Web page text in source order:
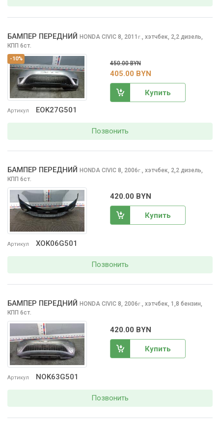
-10%
Артикул EOK27G501
БАМПЕР ПЕРЕДНИЙ HONDA CIVIC 8, 2011 г., хэтчбек, 2,2 дизель,
КПП 6ст.
450.00 BYN
405.00 BYN
Купить
Позвонить
Артикул XOK06G501
БАМПЕР ПЕРЕДНИЙ HONDA CIVIC 8, 2006г., хэтчбек, 2,2 дизель,
КПП 6ст.
420.00 BYN
Купить
Позвонить
Артикул NOK63G501
БАМПЕР ПЕРЕДНИЙ HONDA CIVIC 8, 2006г., хэтчбек, 1,8 бензин,
КПП 6ст.
420.00 BYN
Купить
Позвонить